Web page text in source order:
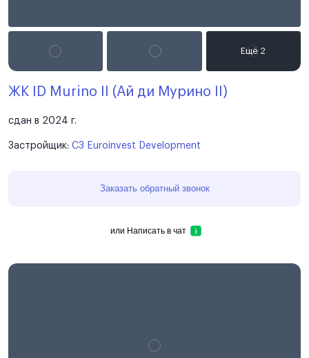
ЖК ID Murino II (Ай ди Мурино II)
сдан в 2024 г.
Застройщик: СЗ Euroinvest Development
Заказать обратный звонок
или Написать в чат